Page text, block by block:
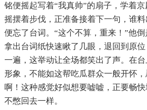
铭便摇起写着“我真帅”的扇子，学着京
摇摆着步伐，正准备接着下一句，谁
便忘了台词。“这个不算，重来！”他
拿出台词纸快速瞅了几眼，退回到原
一遍，这举动让全场都笑出了声。在
形象，不能如这帮吃瓜群众一般开怀
啊！这种感觉好似想要嘘嘘，正要畅
不憋回去一样。